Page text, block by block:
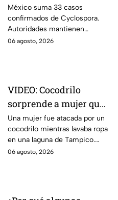
Cyclospora; estos
estados ya reportan
contagios
México suma 33 casos
confirmados de Cyclospora.
Autoridades mantienen
vigilancia e investigan posibles
06 agosto, 2026
VIDEO: Cocodrilo
sorprende a mujer que
lavaba ropa y la
arrastra al agua en
Tampico | FUERTES
IMÁGENES
Una mujer fue atacada por un
cocodrilo mientras lavaba ropa
en una laguna de Tampico.
Autoridades activaron un
06 agosto, 2026